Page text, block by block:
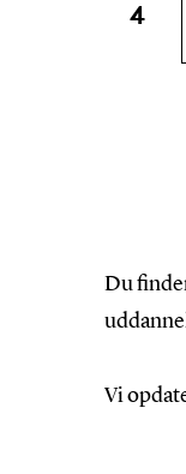
Du
Vi